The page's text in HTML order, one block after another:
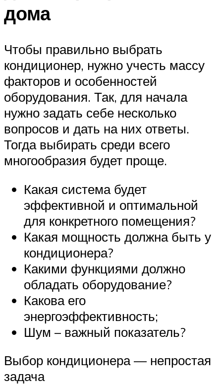
дома
Чтобы правильно выбрать
кондиционер, нужно учесть массу
факторов и особенностей
оборудования. Так, для начала
нужно задать себе несколько
вопросов и дать на них ответы.
Тогда выбирать среди всего
многообразия будет проще.
Какая система будет
эффективной и оптимальной
для конкретного помещения?
Какая мощность должна быть у
кондиционера?
Какими функциями должно
обладать оборудование?
Какова его
энергоэффективность;
Шум – важный показатель?
Выбор кондиционера — непростая
задача